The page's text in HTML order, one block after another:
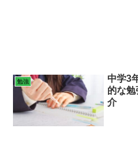
勉強
中学3
的な
介